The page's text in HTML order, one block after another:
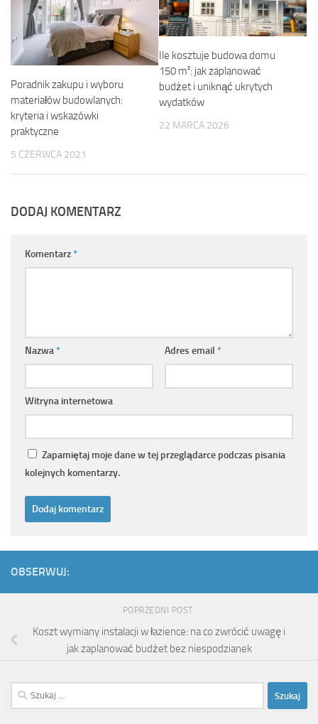
Poradnik zakupu i wyboru
materiałów budowlanych:
kryteria i wskazówki
praktyczne
5 CZERWCA 2021
Ile kosztuje budowa domu
150 m²: jak zaplanować
budżet i uniknąć ukrytych
wydatków
22 MARCA 2026
DODAJ KOMENTARZ
Komentarz*
Nazwa* Adres email *
Witryna internetowa
Zapamiętaj moje dane w tej przeglądarce podczas pisania
kolejnych komentarzy.
OBSERWUJ:
POPRZEDNI POST
Koszt wymiany instalacji w łazience: na co zwrócić uwagę i
jak zaplanować budżet bez niespodzianek
Szukaj: